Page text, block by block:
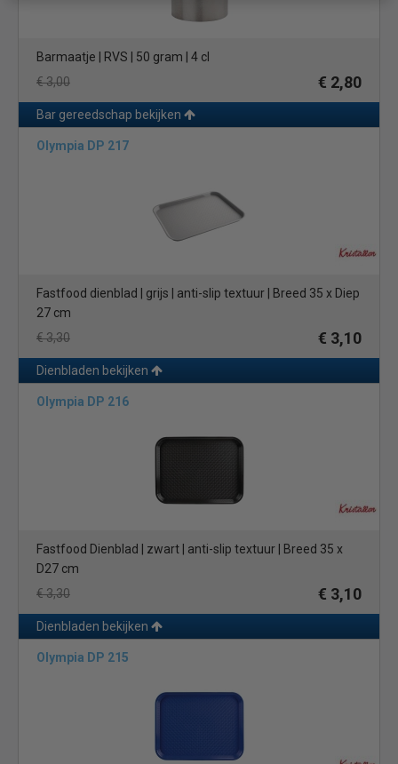
Barmaatje | RVS | 50 gram | 4 cl
€ 3,00
€ 2,80
Bar gereedschap bekijken
Olympia DP 217
Fastfood dienblad | grijs | anti-slip textuur | Breed 35 x Diep
27 cm
€ 3,30
€ 3,10
Dienbladen bekijken
Olympia DP 216
Fastfood Dienblad | zwart | anti-slip textuur | Breed 35 x
D27 cm
€ 3,30
€ 3,10
Dienbladen bekijken
Olympia DP 215